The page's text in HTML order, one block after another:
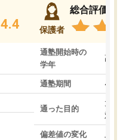
4.4 保護者
総合評価
通塾開始時の
学年
高3
通塾期間 4ヵ月
通った目的
大学
対策
偏差値の変化 上が